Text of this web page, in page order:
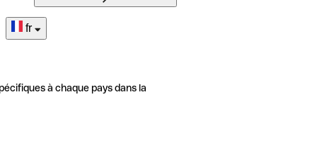
fr
à chaque pays dans la